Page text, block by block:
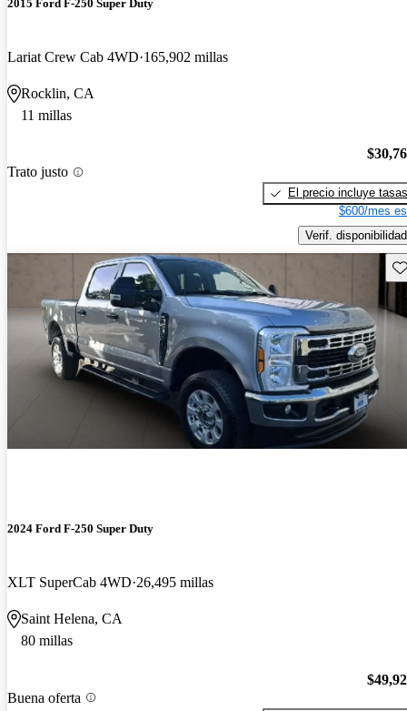
2015 Ford F-250 Super Duty
Lariat Crew Cab 4WD 165,902 millas
Rocklin, CA
11 millas
Trato justo
El precio incluye tasas
$600/mes
Verif. disponibilidad
2024 Ford F-250 Super Duty
XLT SuperCab 4WD 26,495 millas
Saint Helena, CA
80 millas
Buena oferta